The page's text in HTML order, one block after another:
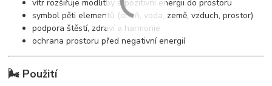
vítr rozšiřuje modlitby a pozitivní energii do prostoru
symbol pěti elementů (oheň, voda, země, vzduch, prostor)
podpora štěstí, zdraví a harmonie
ochrana prostoru před negativní energií
🌬️ Použití